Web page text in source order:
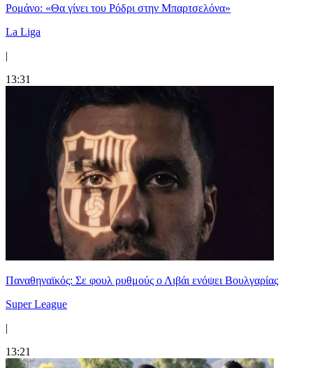
Ρομάνο: «Θα γίνει του Ρόδρι στην Μπαρτσελόνα»
La Liga
|
13:31
Παναθηναϊκός: Σε φουλ ρυθμούς ο Λιβάι ενόψει Βουλγαρίας
Super League
|
13:21